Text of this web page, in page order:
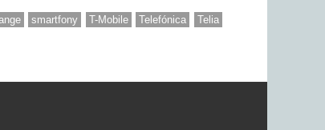
smartfony T-Mobile Telefónica Telia